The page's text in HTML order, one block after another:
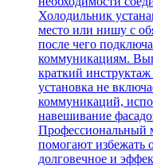
Холодильник
место или нишу с
после чего
коммуникациям.
краткий
установка не
коммуникаций,
навешивание
Профессиональный
помогают избежать
долговечное и